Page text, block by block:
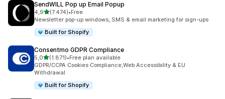
SendWILL Pop up Email Popup
4,9de 5 estrelas
(7.474)
7474 total de avaliações
•Free
Newsletter pop-up windows, SMS & email marketing for sign-ups
Built for Shopify
Consentmo GDPR Compliance
5,0de 5 estrelas
(1.871)
1871 total de avaliações
•Free plan available
GDPR/CCPA Cookies Compliance,Web Accessibility & EU
Withdrawal
Built for Shopify